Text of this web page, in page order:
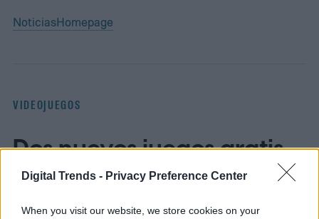
Digital Trends - Privacy Preference Center
When you visit our website, we store cookies on your
NoticiasHomepage
VIDEOJUEGOS
Dos nuevos juegos gratis
en la Epic Games Store
hasta el 13 de agosto